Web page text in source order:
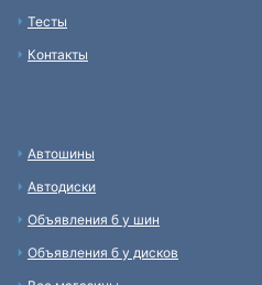
Тесты
Контакты
Автошины
Автодиски
Объявления б у шин
Объявления б у дисков